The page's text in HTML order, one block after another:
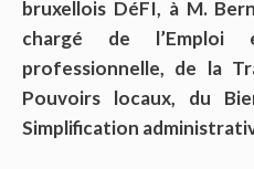
bruxellois DéFI, à M.
chargé de
professionnelle, de la
Pouvoirs locaux, du
Simplification